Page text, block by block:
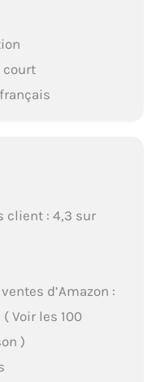
court
client : 4,3 sur
d’Amazon :
Voir les 100
)